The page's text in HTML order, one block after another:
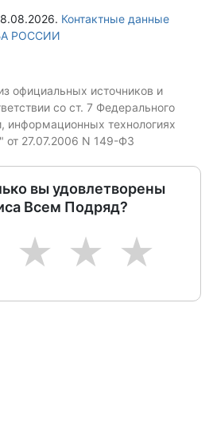
Контактные данные
РОССИИ
официальных источников и
со ст. 7 Федерального
информационных технологиях
от 27.07.2006 N 149-ФЗ
вы удовлетворены
Всем Подряд?
5
4
3